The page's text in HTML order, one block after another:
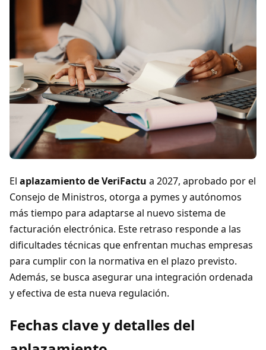
El aplazamiento de VeriFactu a 2027, aprobado por el
Consejo de Ministros, otorga a pymes y autónomos
más tiempo para adaptarse al nuevo sistema de
facturación electrónica. Este retraso responde a las
dificultades técnicas que enfrentan muchas empresas
para cumplir con la normativa en el plazo previsto.
Además, se busca asegurar una integración ordenada
y efectiva de esta nueva regulación.
Fechas clave y detalles del